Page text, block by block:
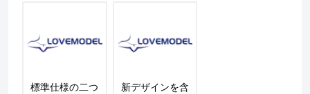
標準仕様の二つ
新デザインを含